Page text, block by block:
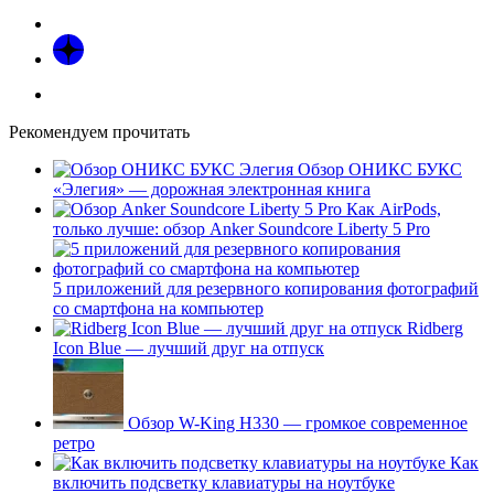
Рекомендуем прочитать
Обзор ОНИКС БУКС
«Элегия» — дорожная электронная книга
Как AirPods,
только лучше: обзор Anker Soundcore Liberty 5 Pro
5 приложений для резервного копирования фотографий
со смартфона на компьютер
Ridberg
Icon Blue — лучший друг на отпуск
Обзор W-King H330 — громкое современное
ретро
Как
включить подсветку клавиатуры на ноутбуке